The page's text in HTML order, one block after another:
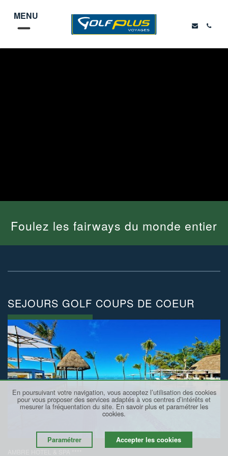
MENU
Foulez les fairways du monde entier
SEJOURS GOLF COUPS DE COEUR
En poursuivant votre navigation, vous acceptez l’utilisation des cookies
pour vous proposer des services adaptés à vos centres d’intérêts et
mesurer la fréquentation du site. En savoir plus et paramétrer les
cookies.
Paramétrer Accepter les cookies